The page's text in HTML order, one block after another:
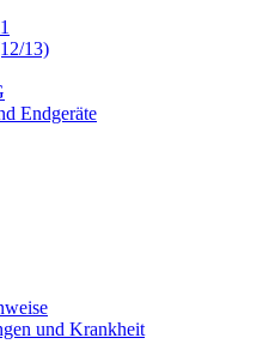
13)
Endgeräte
und Krankheit